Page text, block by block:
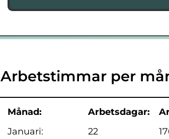
Arbetstimmar per
Månad: Arbetsdagar:
Januari:
22